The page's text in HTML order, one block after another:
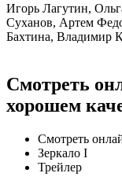
Игорь Лагутин,
Суханов, Артем
Бахтина, Владимир
Смотреть
хорошем
Смотреть
Зеркало I
Трейлер